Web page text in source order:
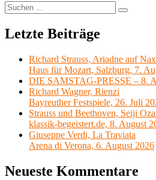
Suchen
nach:
Suchen
Letzte Beiträge
Richard Strauss, Ariadne auf
Haus für Mozart, Salzburg, 7.
DIE SAMSTAG-PRESSE – 8.
Richard Wagner, Rienzi
Bayreuther Festspiele, 26. Juli
Strauss und Beethoven, Seiji
klassik-begeistert.de, 8. August
Giuseppe Verdi, La Traviata
Arena di Verona, 6. August 2026
Neueste Kommentare